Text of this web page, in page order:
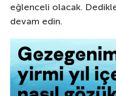
eğlenceli olacak.
devam edin.